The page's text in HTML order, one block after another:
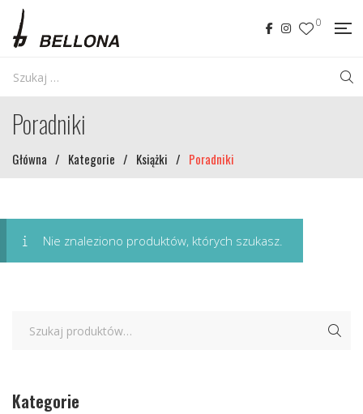
0
Poradniki
Główna / Kategorie / Książki / Poradniki
Nie znaleziono produktów, których szukasz.
Kategorie